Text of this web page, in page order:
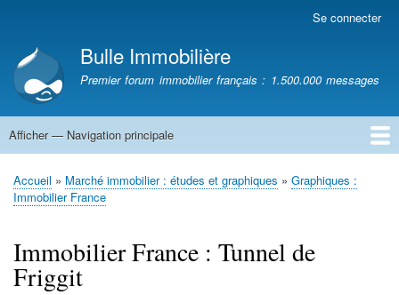
contenu
principal
compte
de
l'utilisateur
Se connecter
Bulle Immobilière
Premier forum immobilier français : 1.500.000 messages
Navigation
Afficher — Navigation principale
Accueil
Fil
Accueil Marché immobilier : études et graphiques
Graphiques :
Immobilier France
Immobilier France : Tunnel de
Friggit